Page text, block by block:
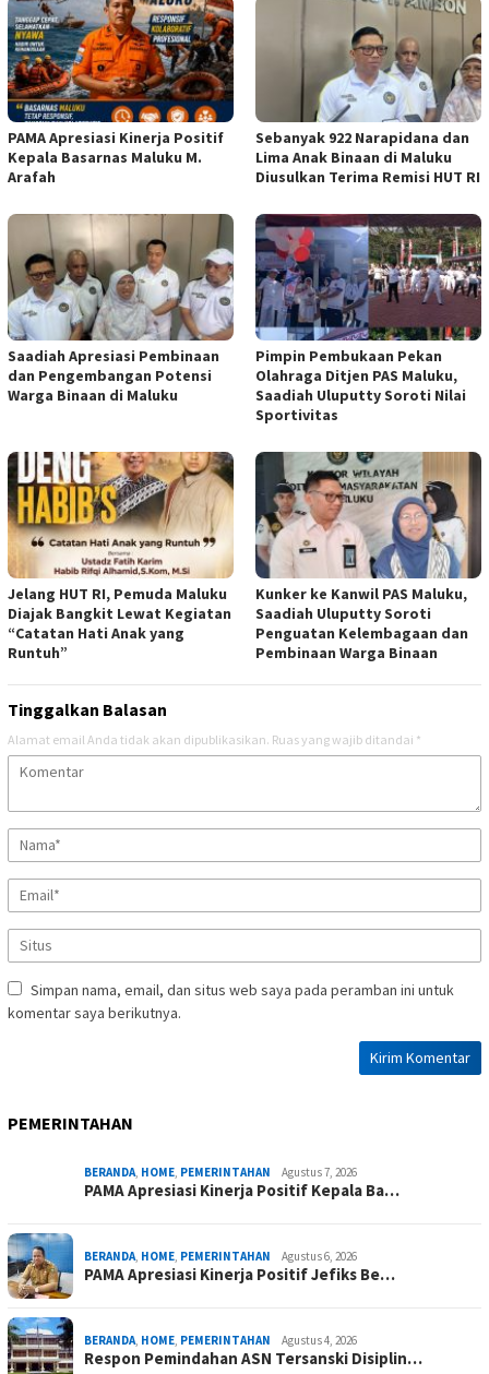
PAMA Apresiasi Kinerja Positif
Kepala Basarnas Maluku M.
Arafah
Sebanyak 922 Narapidana dan
Lima Anak Binaan di Maluku
Diusulkan Terima Remisi HUT RI
Saadiah Apresiasi Pembinaan
dan Pengembangan Potensi
Warga Binaan di Maluku
Pimpin Pembukaan Pekan
Olahraga Ditjen PAS Maluku,
Saadiah Uluputty Soroti Nilai
Sportivitas
Jelang HUT RI, Pemuda Maluku
Diajak Bangkit Lewat Kegiatan
“Catatan Hati Anak yang
Runtuh”
Kunker ke Kanwil PAS Maluku,
Saadiah Uluputty Soroti
Penguatan Kelembagaan dan
Pembinaan Warga Binaan
Tinggalkan Balasan
Alamat email Anda tidak akan dipublikasikan. Ruas yang wajib ditandai *
Simpan nama, email, dan situs web saya pada peramban ini untuk
komentar saya berikutnya.
PEMERINTAHAN
BERANDA, HOME, PEMERINTAHAN Agustus 7, 2026
PAMA Apresiasi Kinerja Positif Kepala Ba…
BERANDA, HOME, PEMERINTAHAN Agustus 6, 2026
PAMA Apresiasi Kinerja Positif Jefiks Be…
BERANDA, HOME, PEMERINTAHAN Agustus 4, 2026
Respon Pemindahan ASN Tersanski Disiplin…